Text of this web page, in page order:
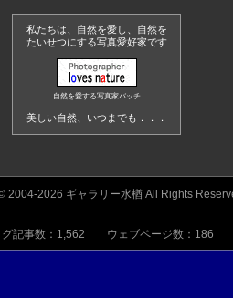
私たちは、自然を愛し、自然を
たいせつにする写真愛好家です
自然を愛する写真家バッチ
美しい自然、いつまでも．．．
2004-2026 ギャラリー水楢 All Rights
グ記事数：1,562 ウェブページ数：186